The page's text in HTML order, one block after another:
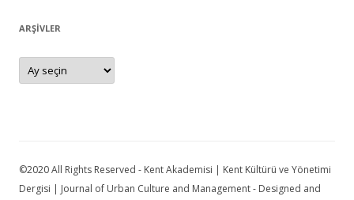
ARŞIVLER
Arşivler
©2020 All Rights Reserved - Kent Akademisi | Kent Kültürü ve Yönetimi
Dergisi | Journal of Urban Culture and Management - Designed and